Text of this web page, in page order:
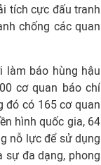
tích cực đấu tranh
chống các quan
làm báo hùng hậu
cơ quan báo chí
đó có 165 cơ quan
hình quốc gia, 64
nỗ lực để sử dụng
sự đa dạng, phong